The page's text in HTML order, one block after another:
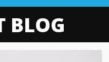
BLOG